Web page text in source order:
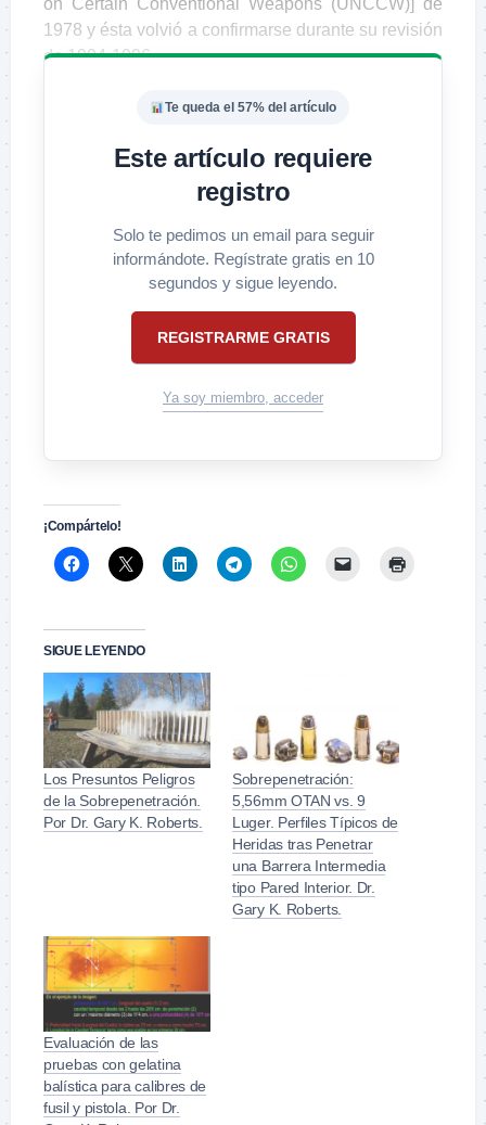
on Certain Conventional Weapons (UNCCW)] de
1978 y ésta volvió a confirmarse durante su revisión
de 1994-1996.
Te queda el 57% del artículo
Este artículo requiere
registro
Solo te pedimos un email para seguir
informándote. Regístrate gratis en 10
segundos y sigue leyendo.
REGISTRARME GRATIS
Ya soy miembro, acceder
¡Compártelo!
SIGUE LEYENDO
Los Presuntos Peligros
de la Sobrepenetración.
Por Dr. Gary K. Roberts.
Sobrepenetración:
5,56mm OTAN vs. 9
Luger. Perfiles Típicos de
Heridas tras Penetrar
una Barrera Intermedia
tipo Pared Interior. Dr.
Gary K. Roberts.
Evaluación de las
pruebas con gelatina
balística para calibres de
fusil y pistola. Por Dr.